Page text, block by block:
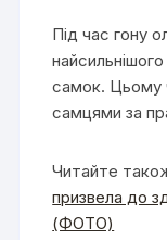
Під час гону
самок. Цьому
самцями за
Читайте
призвела до
(ФОТО)